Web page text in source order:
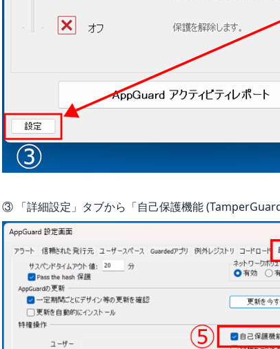
③ 「詳細設定」タブから「自己保護機能